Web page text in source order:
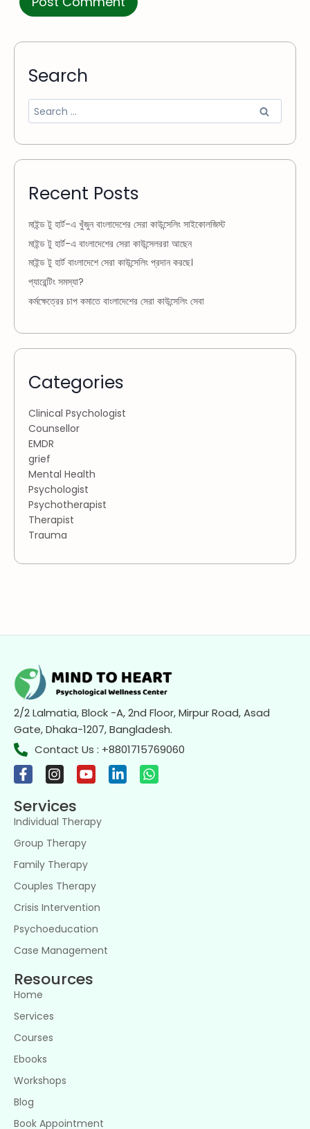
Search
Recent Posts
মাইন্ড টু হার্ট-এ খুঁজুন বাংলাদেশের সেরা কাউন্সেলিং সাইকোলজিস্ট
মাইন্ড টু হার্ট-এ বাংলাদেশের সেরা কাউন্সেলররা আছেন
মাইন্ড টু হার্ট বাংলাদেশে সেরা কাউন্সেলিং প্রদান করছে।
প্যারেন্টিং সমস্যা?
কর্মক্ষেত্রের চাপ কমাতে বাংলাদেশের সেরা কাউন্সেলিং সেবা
Categories
Clinical Psychologist
Counsellor
EMDR
grief
Mental Health
Psychologist
Psychotherapist
Therapist
Trauma
2/2 Lalmatia, Block -A, 2nd Floor, Mirpur Road, Asad
Gate, Dhaka-1207, Bangladesh.
Contact Us : +8801715769060
Services
Individual Therapy
Group Therapy
Family Therapy
Couples Therapy
Crisis Intervention
Psychoeducation
Case Management
Resources
Home
Services
Courses
Ebooks
Workshops
Blog
Book Appointment